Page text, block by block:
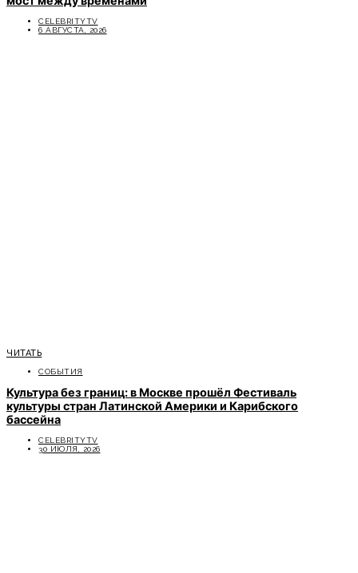
CELEBRITYTV
6 АВГУСТА, 2026
ЧИТАТЬ
СОБЫТИЯ
Культура без границ: в Москве прошёл Фестиваль
культуры стран Латинской Америки и Карибского
бассейна
CELEBRITYTV
30 ИЮЛЯ, 2026